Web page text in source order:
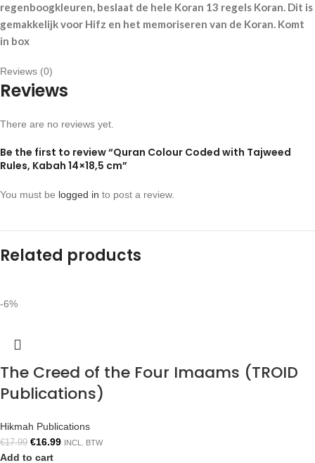
regenboogkleuren, beslaat de hele Koran 13 regels Koran. Dit is
gemakkelijk voor Hifz en het memoriseren van de Koran. Komt
in box
Reviews (0)
Reviews
There are no reviews yet.
Be the first to review “Quran Colour Coded with Tajweed
Rules, Kabah 14×18,5 cm”
You must be logged in to post a review.
Related products
-6%
The Creed of the Four Imaams (TROID
Publications)
Hikmah Publications
€17.99 €16.99 INCL. BTW
Add to cart